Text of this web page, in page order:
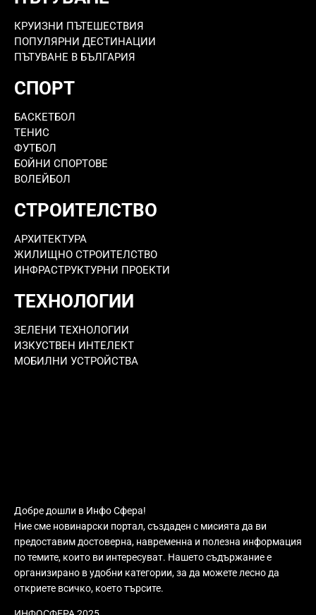
КРУИЗНИ ПЪТЕШЕСТВИЯ
ПОПУЛЯРНИ ДЕСТИНАЦИИ
ПЪТУВАНЕ В БЪЛГАРИЯ
СПОРТ
БАСКЕТБОЛ
ТЕНИС
ФУТБОЛ
БОЙНИ СПОРТОВЕ
ВОЛЕЙБОЛ
СТРОИТЕЛСТВО
АРХИТЕКТУРА
ЖИЛИЩНО СТРОИТЕЛСТВО
ИНФРАСТРУКТУРНИ ПРОЕКТИ
ТЕХНОЛОГИИ
ЗЕЛЕНИ ТЕХНОЛОГИИ
ИЗКУСТВЕН ИНТЕЛЕКТ
МОБИЛНИ УСТРОЙСТВА
Добре дошли в Инфо Сфера!
Ние сме новинарски портал, създаден с мисията да ви
предоставим достоверна, навременна и полезна информация
по темите, които ви интересуват. Нашето съдържание е
организирано в удобни категории, за да можете лесно да
откриете всичко, което търсите.